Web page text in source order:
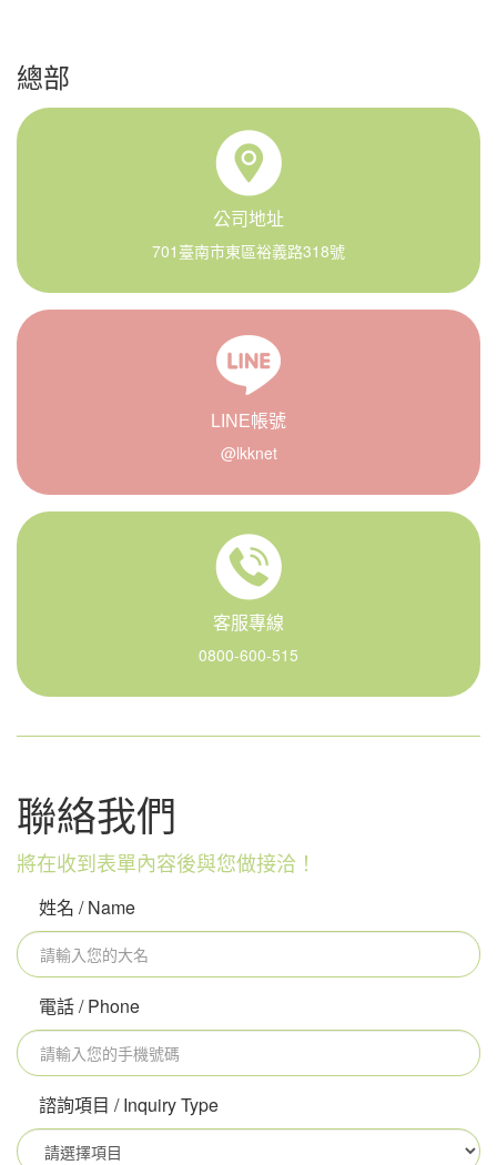
總部
公司地址
701臺南市東區裕義路318號
LINE帳號
@lkknet
客服專線
0800-600-515
聯絡我們
將在收到表單內容後與您做接洽！
姓名 / Name
電話 / Phone
諮詢項目 / Inquiry Type